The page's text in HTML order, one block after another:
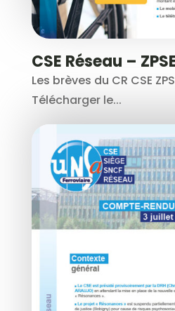
CSE Réseau –
Les brèves du CR CSE
Télécharger le...